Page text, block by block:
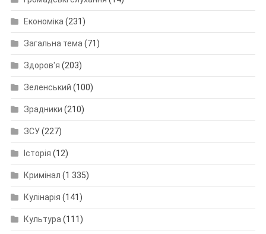
Економіка(231)
Загальна тема(71)
Здоров'я (203)
Зеленський (100)
Зрадники (210)
ЗСУ(227)
Історія (12)
Кримінал (1 335)
Кулінарія (141)
Культура(111)